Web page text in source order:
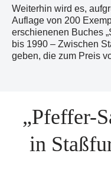
Weiterhin wird es,
Auflage von 200
erschienenen Buches
bis 1990 – Zwischen
geben, die zum Preis
„Pfeffer-
in